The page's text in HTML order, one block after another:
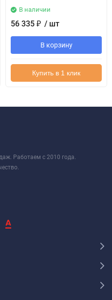
В наличии
56 335 ₽ / шт
В корзину
Купить в 1 клик
Работаем с 2010 года.